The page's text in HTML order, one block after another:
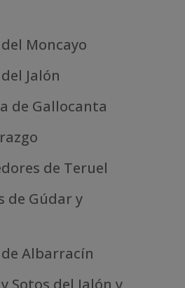
Moncayo
Jalón
de Gallocanta
de Teruel
de Gúdar y
Albarracín
Sotos del Jalón y